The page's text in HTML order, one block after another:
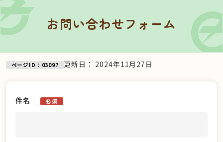
お問い合わせフォーム
ページID：03097 更新日： 2024年11月27日
件名 必須